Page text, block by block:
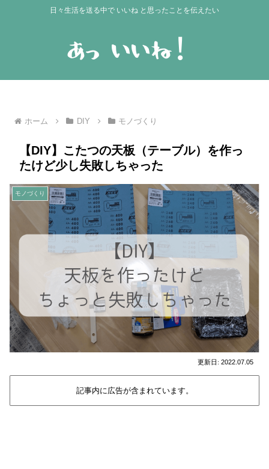
日々生活を送る中で いいね と思ったことを伝えたい
ホーム DIY モノづくり
【DIY】こたつの天板（テーブル）を作っ
たけど少し失敗しちゃった
モノづくり
2022.07.05
記事内に広告が含まれています。